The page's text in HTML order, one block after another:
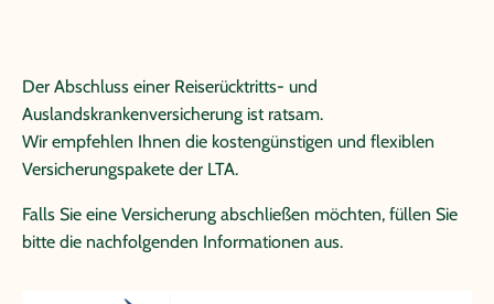
Der Abschluss einer Reiserücktritts- und
Auslandskrankenversicherung ist ratsam.
Wir empfehlen Ihnen die kostengünstigen und flexiblen
Versicherungspakete der LTA.
Falls Sie eine Versicherung abschließen möchten, füllen Sie
bitte die nachfolgenden Informationen aus.